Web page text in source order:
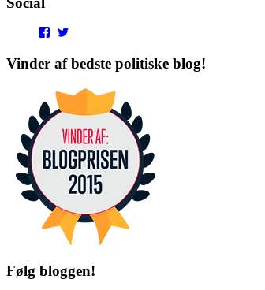
View
profile
on
profile
on
Vinder af bedste politiske blog!
Følg bloggen!